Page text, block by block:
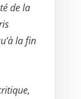
de la
la fin